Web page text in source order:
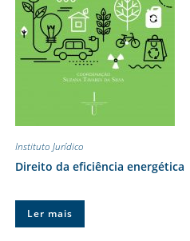
Instituto Jurídico
Direito da eficiência energética
Ler mais